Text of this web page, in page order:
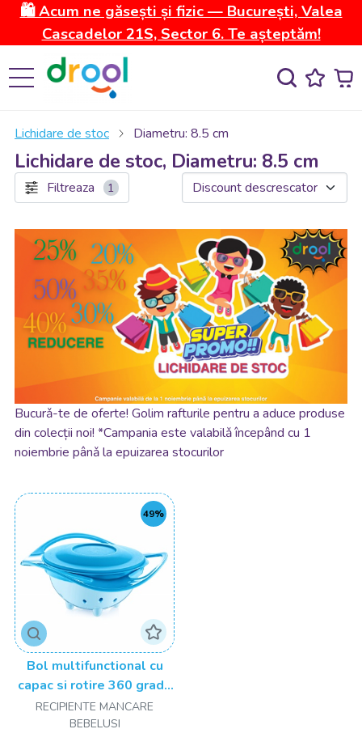
🛍️ Acum ne găsești și fizic — București, Valea
Cascadelor 21S, Sector 6. Te așteptăm!
Lichidare de stoc Diametru: 8.5 cm
Lichidare de stoc, Diametru: 8.5 cm
Filtreaza 1
Bucurǎ-te de oferte! Golim rafturile pentru a aduce produse
din colecții noi! *Campania este valabilǎ începând cu 1
noiembrie pânǎ la epuizarea stocurilor
49%
Bol multifunctional cu
capac si rotire 360 grade
BabyJem Amazing Bowl
RECIPIENTE MANCARE
BEBELUSI